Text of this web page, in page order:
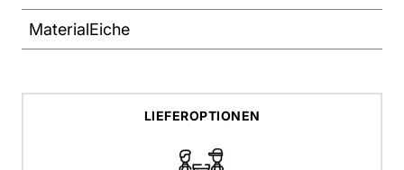
MaterialEiche
LIEFEROPTIONEN